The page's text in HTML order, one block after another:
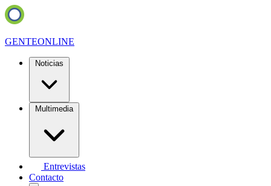
GENTEONLINE
Noticias
Multimedia
Entrevistas
Contacto